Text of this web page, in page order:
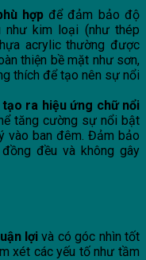
hợpđể đảm bảo độ
như kim loại (như thép
acrylic thường được
thiện bề mặt như sơn,
thích để tạo nên sự nổi
ra hiệu ứng chữ nổi
tăng cường sự nổi bật
vào ban đêm. Đảm bảo
đều và không gây
lợi và có góc nhìn tốt
xét các yếu tố như tầm